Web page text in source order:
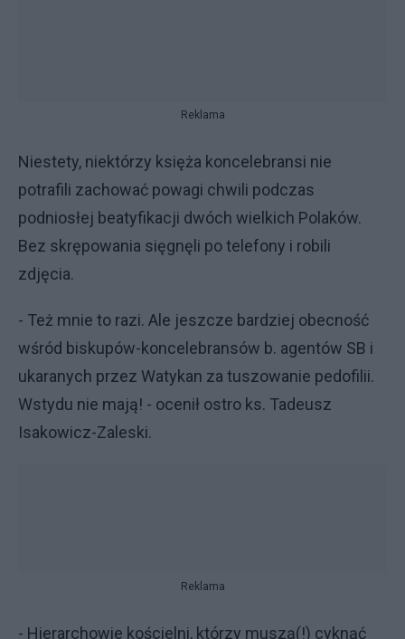
Reklama
Niestety, niektórzy księża koncelebransi nie
potrafili zachować powagi chwili podczas
podniosłej beatyfikacji dwóch wielkich Polaków.
Bez skrępowania sięgnęli po telefony i robili
zdjęcia.
- Też mnie to razi. Ale jeszcze bardziej obecność
wśród biskupów-koncelebransów b. agentów SB i
ukaranych przez Watykan za tuszowanie pedofilii.
Wstydu nie mają! - ocenił ostro ks. Tadeusz
Isakowicz-Zaleski.
Reklama
- Hierarchowie kościelni, którzy muszą(!) cyknąć